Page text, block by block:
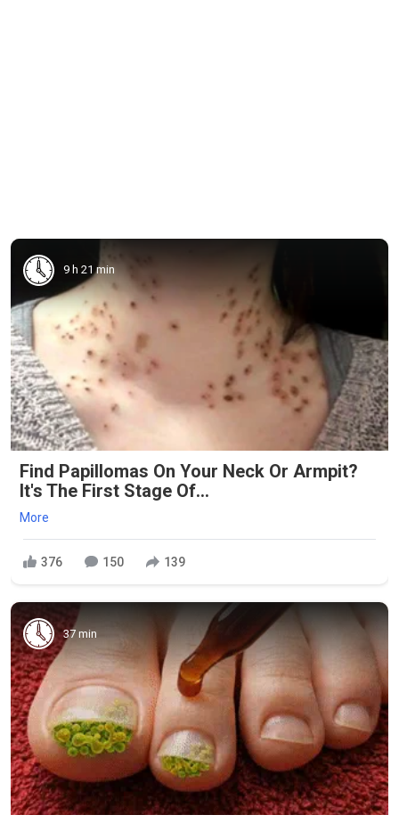
9 h 21 min
Find Papillomas On Your Neck Or Armpit?
It's The First Stage Of...
More
376 150 139
37 min